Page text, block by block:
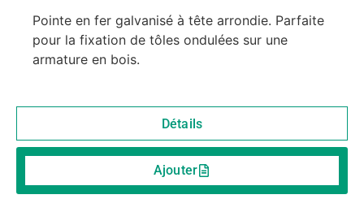
Pointe en fer galvanisé à tête arrondie. Parfaite
pour la fixation de tôles ondulées sur une
armature en bois.
Détails
Ajouter